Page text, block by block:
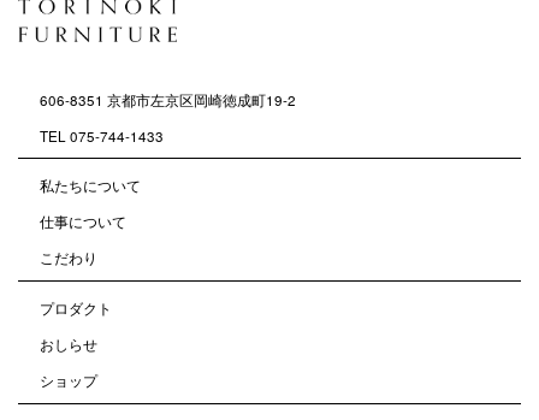
606-8351 京都市左京区岡崎徳成町19-2
TEL 075-744-1433
私たちについて
仕事について
こだわり
プロダクト
おしらせ
ショップ